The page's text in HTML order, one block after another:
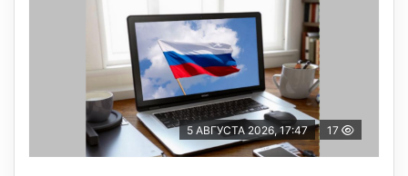
5 АВГУСТА 2026, 17:47 17